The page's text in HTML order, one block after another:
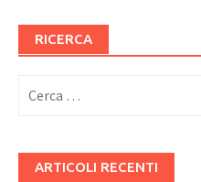
RICERCA
per:
ARTICOLI RECENTI